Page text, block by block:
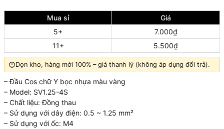
Mua sỉ
Giá
5+
7.000₫
11+
5.500₫
Dọn kho, hàng mới 100% – giá thanh lý (không áp dụng đổi trả).
– Đầu Cos chữ Y bọc nhựa màu vàng
– Model: SV1.25-4S
– Chất liệu: Đồng thau
– Sử dụng với dây điện: 0.5 ~ 1.25 mm²
– Sử dụng với ốc: M4